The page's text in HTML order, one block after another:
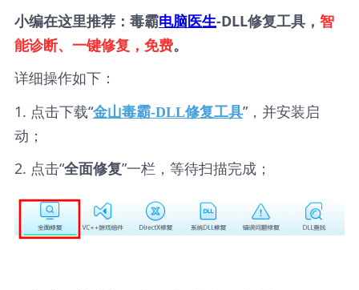
小编在这里推荐：毒霸电脑医生-DLL修复工具， 智
能诊断、一键修复，免费。
详细操作如下：
1. 点击下载“金山毒霸-DLL修复工具”，并安装启
动；
2. 点击“全面修复”一栏，等待扫描完成；